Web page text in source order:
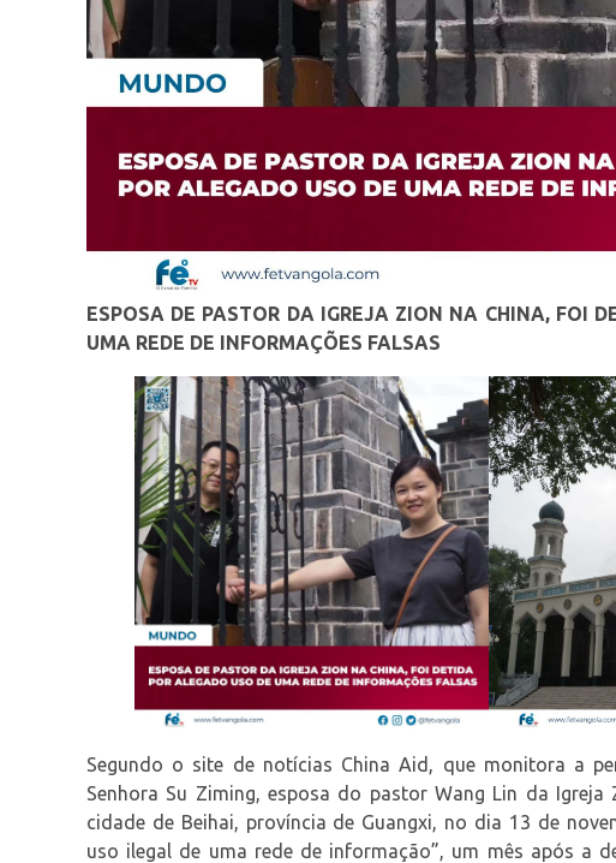
ESPOSA DE PASTOR DA IGREJA ZION NA CHINA, FOI
UMA REDE DE INFORMAÇÕES FALSAS
Segundo o site de notícias China Aid, que monitora a
Senhora Su Ziming, esposa do pastor Wang Lin da
cidade de Beihai, província de Guangxi, no dia 13 de
uso ilegal de uma rede de informação”, um mês após a